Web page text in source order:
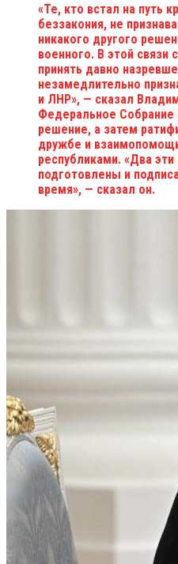
«Те, кто встал на путь
беззакония, не
никакого другого
военного. В этой
принять давно
незамедлительно
и ЛНР», — сказал
Федеральное
решение, а затем
дружбе и
республиками. «Два
подготовлены и
время», — сказал он.